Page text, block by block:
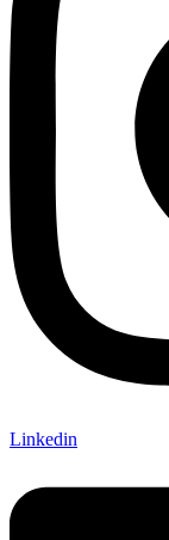
Linkedin